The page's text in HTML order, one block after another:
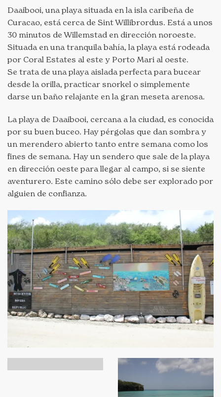
Daaibooi, una playa situada en la isla caribeña de
Curacao, está cerca de Sint Willibrordus. Está a unos
30 minutos de Willemstad en dirección noroeste.
Situada en una tranquila bahía, la playa está rodeada
por Coral Estates al este y Porto Mari al oeste.
Se trata de una playa aislada perfecta para bucear
desde la orilla, practicar snorkel o simplemente
darse un baño relajante en la gran meseta arenosa.
La playa de Daaibooi, cercana a la ciudad, es conocida
por su buen buceo. Hay pérgolas que dan sombra y
un merendero abierto tanto entre semana como los
fines de semana. Hay un sendero que sale de la playa
en dirección oeste para llegar al campo, si se siente
aventurero. Este camino sólo debe ser explorado por
alguien de confianza.